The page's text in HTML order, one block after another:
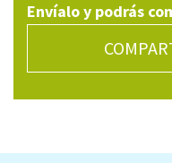
Envíalo y podrás